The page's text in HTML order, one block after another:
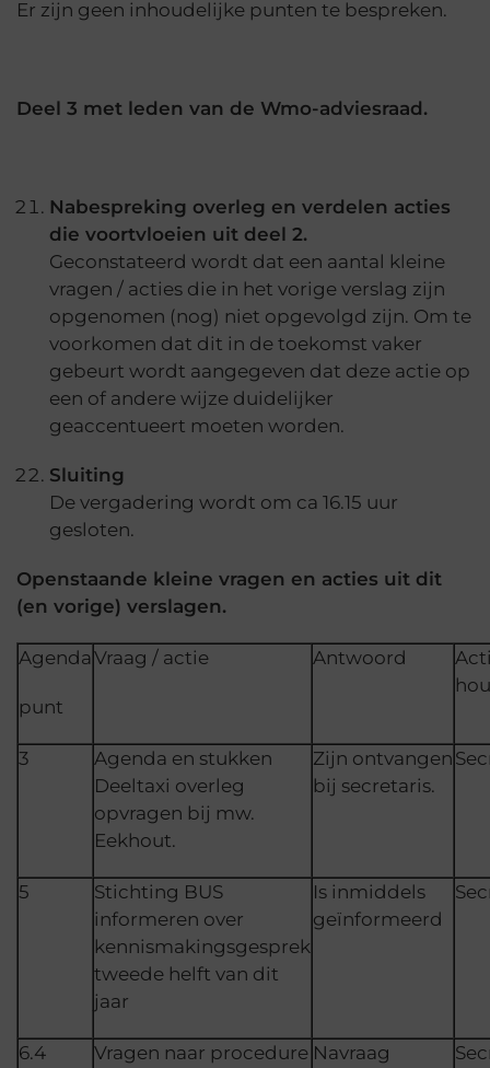
Er zijn geen inhoudelijke punten te bespreken.
Deel 3 met leden van de Wmo-adviesraad.
Nabespreking overleg en verdelen acties
die voortvloeien uit deel 2.
Geconstateerd wordt dat een aantal kleine
vragen / acties die in het vorige verslag zijn
opgenomen (nog) niet opgevolgd zijn. Om te
voorkomen dat dit in de toekomst vaker
gebeurt wordt aangegeven dat deze actie op
een of andere wijze duidelijker
geaccentueert moeten worden.
Sluiting
De vergadering wordt om ca 16.15 uur
gesloten.
Openstaande kleine vragen en acties uit dit
(en vorige) verslagen.
Agenda
punt
Vraag / actie Antwoord
3
Agenda en stukken
Deeltaxi overleg
opvragen bij mw.
Eekhout.
Zijn ontvangen
bij secretaris.
5
Stichting BUS
informeren over
kennismakingsgesprek
tweede helft van dit
jaar
Is inmiddels
geïnformeerd
6.4
Vragen naar procedure Navraag